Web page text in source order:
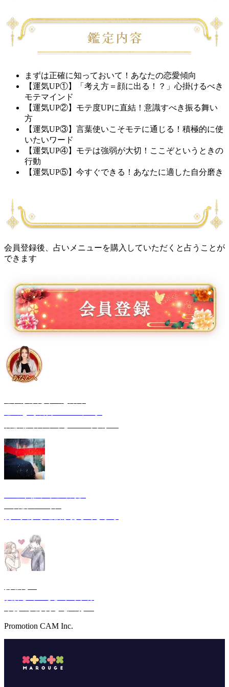
まずは正確に知っておいて！あなたの恋愛傾向
【運気UP①】「考え方＝顔に出る！？」心掛けるべき
モテマインド
【運気UP②】モテ度UPに直結！意識すべき振る舞い
方
【運気UP③】言葉使いこそモテに通じる！積極的に使
いたいワード
【運気UP④】モテは強弱が大切！ここぞというときの
行動
【運気UP⑤】今すぐできる！あなたに適した自分磨き
会員登録後、占いメニューを購入していただくと占うことが
できます
Promotion CAM Inc.